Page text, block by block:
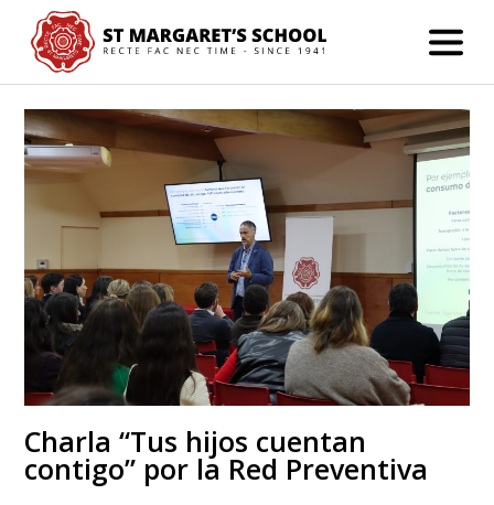
Charla “Tus hijos cuentan
contigo” por la Red Preventiva